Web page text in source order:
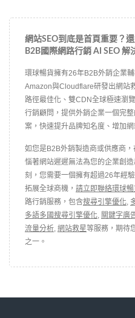
網站SEO到底是首頁重要？
B2B國際網路行銷 AI SEO 解
環球暢貨擁有26年B2B外銷企業
Amazon與Cloudflare研發出網站
路徑最佳化、雙CDN全球極速瀏
行銷顧問，提供外銷企業一個完
案，快速提升品牌知名度、增加
如您是B2B外銷製造商或供應商
惱著網站遲遲無法為您的企業創
刻，您需要一個擁有超過26年經
拓展全球商機， 請立即聯絡環球暢
路行銷服務，包含搜尋引擎優化,
多語多國搜尋引擎優化, 關鍵字廣
流量分析, 網站救星等服務，期待
之一。